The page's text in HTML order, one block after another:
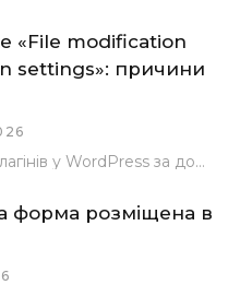
«File modification
settings»: причини
Під час локалізації тем або плагінів у WordPress за допомогою популярного інструменту Loco Translate розробники…
форма розміщена в